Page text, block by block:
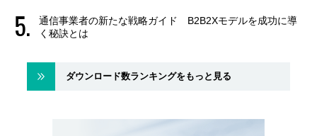
通信事業者の新たな戦略ガイド B2B2Xモデルを成功に導
く秘訣とは
ダウンロード数ランキングをもっと見る